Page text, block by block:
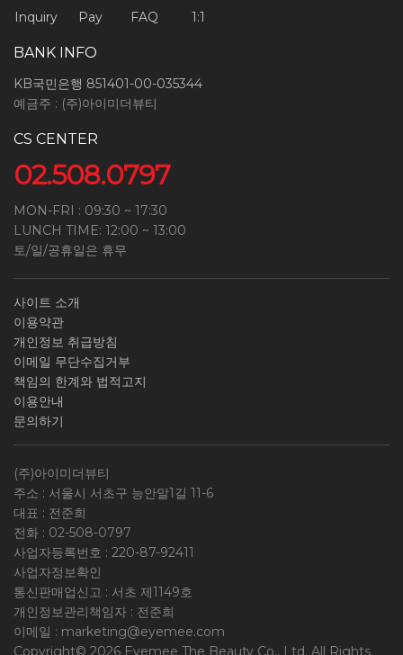
Inquiry Pay FAQ 1:1
BANK INFO
KB국민은행 851401-00-035344
예금주 : (주)아이미더뷰티
CS CENTER
02.508.0797
MON-FRI : 09:30 ~ 17:30
LUNCH TIME: 12:00 ~ 13:00
토/일/공휴일은 휴무
사이트 소개
이용약관
개인정보 취급방침
이메일 무단수집거부
책임의 한계와 법적고지
이용안내
문의하기
(주)아이미더뷰티
주소 : 서울시 서초구 능안말1길 11-6
대표 : 전준희
전화 : 02-508-0797
사업자등록번호 : 220-87-92411
사업자정보확인
통신판매업신고 : 서초 제1149호
개인정보관리책임자 : 전준희
이메일 : marketing@eyemee.com
Copyright© 2026 Eyemee The Beauty Co., Ltd. All Rights